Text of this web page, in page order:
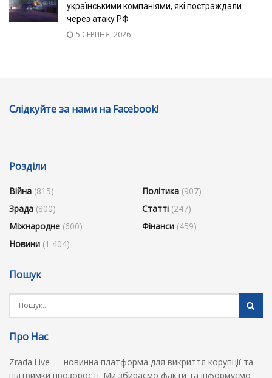
українськими компаніями, які постраждали
через атаку РФ
5 СЕРПНЯ, 2026
Слідкуйте за нами на Facebook!
Розділи
Війна (815)
Зрада (800)
Міжнародне (600)
Новини (1 404)
Політика (907)
Статті (247)
Фінанси (459)
Пошук
Про Нас
Zrada.Live — новинна платформа для викриття корупції та
підтримки прозорості. Ми збираємо факти та інформуємо